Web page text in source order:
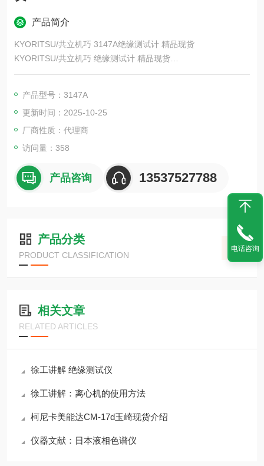
产品简介
KYORITSU/共立机巧 3147A绝缘测试计 精品现货
KYORITSU/共立机巧 绝缘测试计 精品现货
工作原理
流电压，然后测量在该电压下流过被测物体的泄漏电流，根据欧
姆定律计算出被测物体的绝缘电阻。
产品型号：3147A
更新时间：2025-10-25
厂商性质：代理商
访问量：358
产品咨询 13537527788
产品分类
PRODUCT CLASSIFICATION
相关文章
RELATED ARTICLES
徐工讲解 绝缘测试仪
徐工讲解：离心机的使用方法
柯尼卡美能达CM-17d玉崎现货介绍
仪器文献：日本液相色谱仪
电话咨询